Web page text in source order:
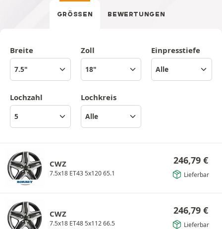
GRÖSSEN BEWERTUNGEN
Breite Zoll Einpresstiefe
Lochzahl Lochkreis
CWZ
7.5x18 ET43 5x120 65.1
246,79 €
Lieferbar
CWZ
7.5x18 ET48 5x112 66.5
246,79 €
Lieferbar